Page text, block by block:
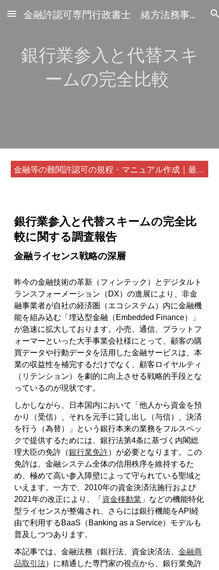
Skip to main content Skip to navigation
金融許認可専門行政書士 緒方法務事務所
銀行業参入と代替スキ
ームの完全比較
金融等の難関許認可の規程・マニュアル作成｜最短24時間・書類1通から
銀行業参入と代替スキームの完全比
較に関する調査報告
金融ライセンス戦略の深層
昨今の金融技術の革新（フィンテック）とデジタルト
ランスフォーメーション（DX）の進展により、非金
融事業者が自社の経済圏（エコシステム）内に金融機
能を組み込む「埋込型金融（Embedded Finance）」
が急速に拡大しております。小売、通信、プラットフ
ォーマーといった大手事業会社様にとって、顧客の購
買データや行動データを活用した金融サービスは、本
業の収益性を補完するだけでなく、顧客ロイヤルティ
（リテンション）を劇的に向上させる戦略的手段とな
っているのが現状です。
しかしながら、日本国内において「他人から資金を預
かり（受信）、それを元手に貸し出し（与信）、決済
を行う（為替）」という銀行本来の業務をフルスペッ
クで提供するためには、銀行法第4条に基づく内閣総
理大臣の免許（銀行業免許）が必要となります。この
免許は、金融システム全体の信用秩序を維持するた
め、極めて高い参入障壁によって守られている聖域と
いえます。一方で、2010年の資金決済法施行および
2021年の改正により、「 資金移動業 」などの機能特化
型ライセンスが整備され、さらには銀行機能をAPI経
由で利用するBaaS（Banking as a Service）モデルも
普及しつつあります。
本記事では、金融法務（銀行法、資金決済法、金融商
品取引法）に精通した専門家の視点から、銀行業免許